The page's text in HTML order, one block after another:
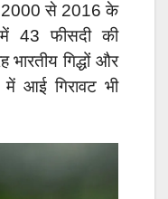
2000 से 2016 के
में 43 फीसदी की
भारतीय गिद्धों और
में आई गिरावट भी